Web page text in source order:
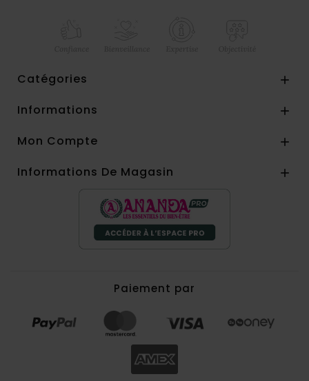
Catégories 
Informations 
Mon Compte 
Informations De Magasin 
Paiement par